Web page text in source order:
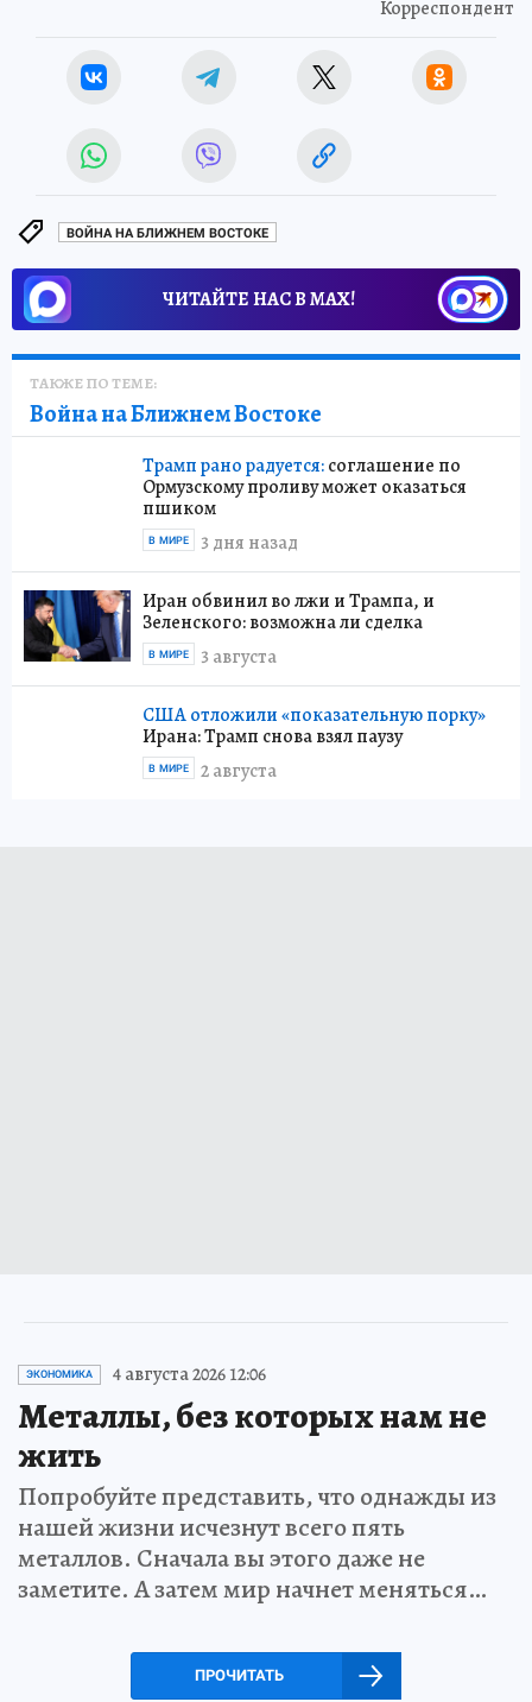
Корреспондент
ВОЙНА НА БЛИЖНЕМ ВОСТОКЕ
ЧИТАЙТЕ НАС В МАХ!
ТАКЖЕ ПО ТЕМЕ:
Война на Ближнем Востоке
Трамп рано радуется:соглашение по
Ормузскому проливу может оказаться
пшиком
3 дня назад
В МИРЕ
Иран обвинил во лжи и Трампа, и
Зеленского: возможна ли сделка
3 августа
В МИРЕ
США отложили «показательную порку»
Ирана: Трамп снова взял паузу
2 августа
В МИРЕ
ЭКОНОМИКА 4 августа 2026 12:06
Металлы, без которых нам не
жить
Попробуйте представить, что однажды из
нашей жизни исчезнут всего пять
металлов. Сначала вы этого даже не
заметите. А затем мир начнет меняться…
ПРОЧИТАТЬ